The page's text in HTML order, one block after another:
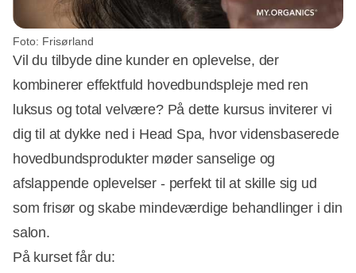
Foto: Frisørland
Vil du tilbyde dine kunder en oplevelse, der
kombinerer effektfuld hovedbundspleje med ren
luksus og total velvære? På dette kursus inviterer vi
dig til at dykke ned i Head Spa, hvor vidensbaserede
hovedbundsprodukter møder sanselige og
afslappende oplevelser - perfekt til at skille sig ud
som frisør og skabe mindeværdige behandlinger i din
salon.
På kurset får du: